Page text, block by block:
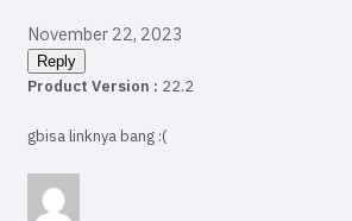
November 22, 2023
Reply
Product Version : 22.2
gbisa linknya bang :(